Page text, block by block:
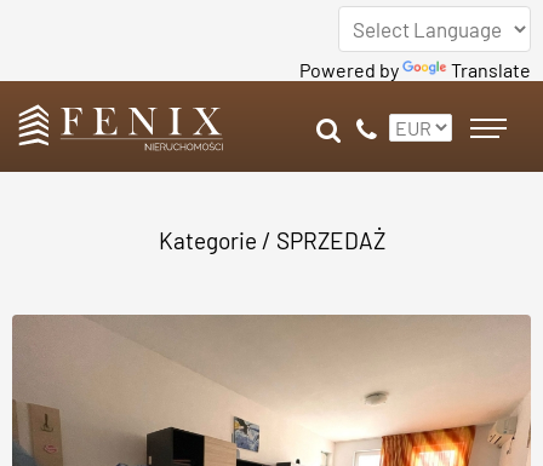
Powered by Translate
Kategorie / SPRZEDAŻ